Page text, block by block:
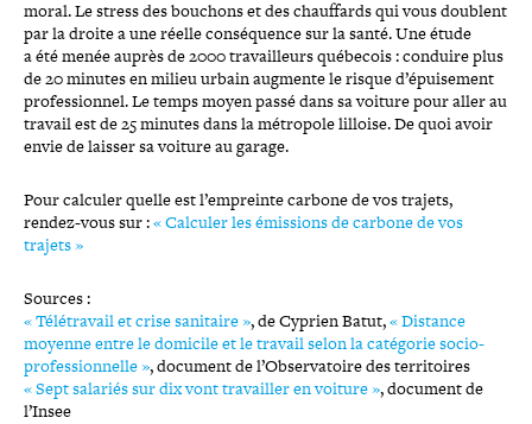
moral. Le stress des bouchons et des chauf­fards qui vous doublent
par la droite a une réelle consé­quence sur la santé. Une étude
a été menée auprès de 2000 tra­vailleurs québecois : conduire plus
de 20 minutes en milieu urbain augmente le risque d’épuisement
pro­fes­sion­nel. Le temps moyen passé dans sa voiture pour aller au
travail est de 25 minutes dans la métropole lilloise. De quoi avoir
envie de laisser sa voiture au garage.
Pour calculer quelle est l’empreinte carbone de vos trajets,
rendez-​vous sur :« Calculer les émissions de carbone de vos
trajets »
Sources :
« Télétravail et crise sanitaire », de Cyprien Batut,« Distance
moyenne entre le domicile et le travail selon la catégorie socio­
pro­fes­sion­nelle »,document del’Observatoire des ter­ri­toires
« Sept salariés sur dix vont tra­vailler en voiture », document de
l’Insee